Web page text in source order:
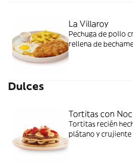
La Villaroy
Pechuga de pollo
rellena de
Dulces
Tortitas con
Tortitas recién
plátano y